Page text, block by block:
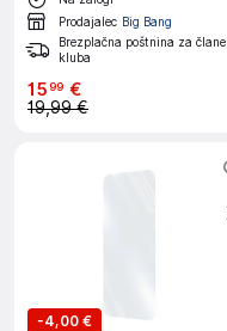
Prodajalec Big Bang
Brezplačna poštnina za člane
kluba
1599 €
19,99 €
-4,00 €